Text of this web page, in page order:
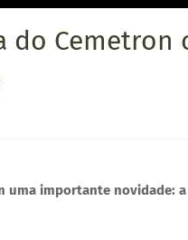
do Cemetron
uma importante novidade: